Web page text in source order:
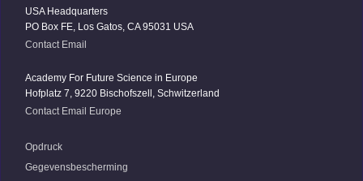
USA Headquarters
PO Box FE, Los Gatos, CA 95031 USA
Contact Email
Academy For Future Science in Europe
Hofplatz 7, 9220 Bischofszell, Schwitzerland
Contact Email Europe
Opdruck
Gegevensbescherming